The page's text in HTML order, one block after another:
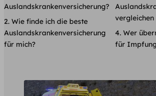
Auslandskrankenversicherung?
Wie finde ich die beste
Auslandskrankenversicherung
für mich?
vergleichen
Wer
für